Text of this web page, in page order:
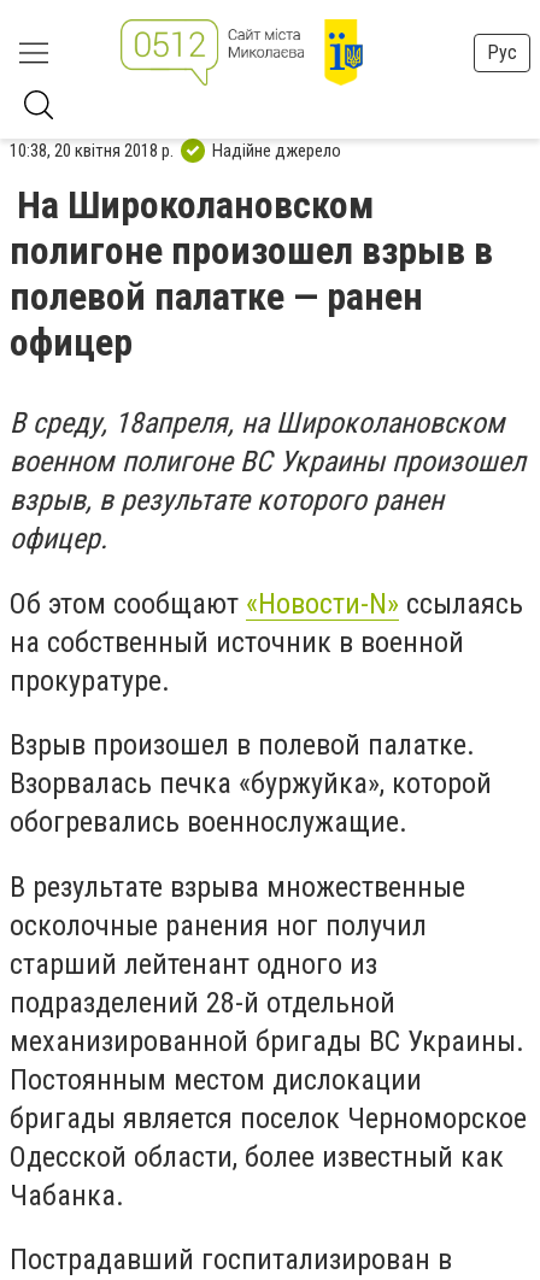
Рус
10:38, 20 квітня 2018 р. Надійне джерело
На Широколановском
полигоне произошел взрыв в
полевой палатке — ранен
офицер
В среду, 18апреля, на Широколановском
военном полигоне ВС Украины произошел
взрыв, в результате которого ранен
офицер.
Об этом сообщают «Новости-N» ссылаясь
на собственный источник в военной
прокуратуре.
Взрыв произошел в полевой палатке.
Взорвалась печка «буржуйка», которой
обогревались военнослужащие.
В результате взрыва множественные
осколочные ранения ног получил
старший лейтенант одного из
подразделений 28-й отдельной
механизированной бригады ВС Украины.
Постоянным местом дислокации
бригады является поселок Черноморское
Одесской области, более известный как
Чабанка.
Пострадавший госпитализирован в